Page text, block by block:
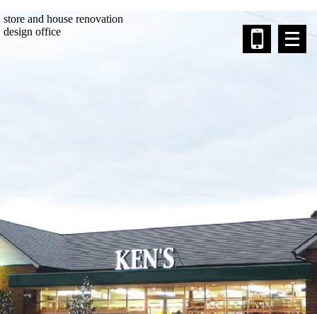
store and house renovation
design office
メ
ニ
ュ